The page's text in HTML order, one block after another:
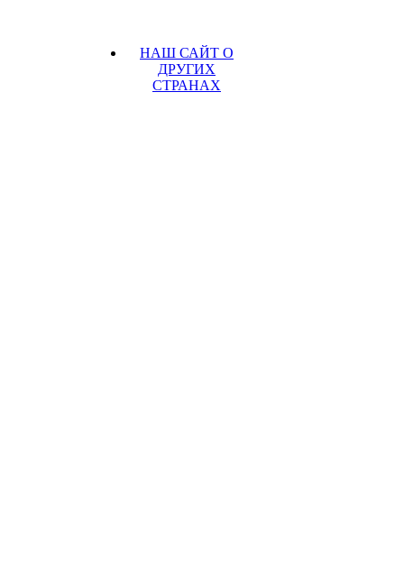
НАШ САЙТ О
ДРУГИХ
СТРАНАХ